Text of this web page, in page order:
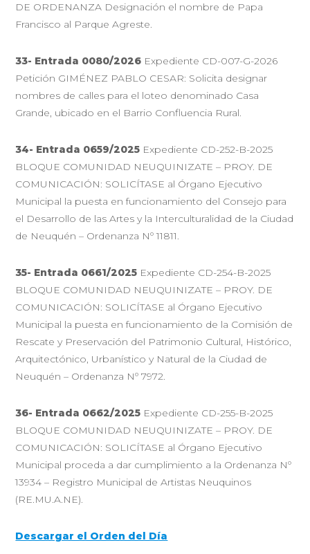
DE ORDENANZA Designación el nombre de Papa
Francisco al Parque Agreste.
33- Entrada 0080/2026 Expediente CD-007-G-2026
Petición GIMÉNEZ PABLO CESAR: Solicita designar
nombres de calles para el loteo denominado Casa
Grande, ubicado en el Barrio Confluencia Rural.
34- Entrada 0659/2025 Expediente CD-252-B-2025
BLOQUE COMUNIDAD NEUQUINIZATE – PROY. DE
COMUNICACIÓN: SOLICÍTASE al Órgano Ejecutivo
Municipal la puesta en funcionamiento del Consejo para
el Desarrollo de las Artes y la Interculturalidad de la Ciudad
de Neuquén – Ordenanza Nº 11811.
35- Entrada 0661/2025 Expediente CD-254-B-2025
BLOQUE COMUNIDAD NEUQUINIZATE – PROY. DE
COMUNICACIÓN: SOLICÍTASE al Órgano Ejecutivo
Municipal la puesta en funcionamiento de la Comisión de
Rescate y Preservación del Patrimonio Cultural, Histórico,
Arquitectónico, Urbanístico y Natural de la Ciudad de
Neuquén – Ordenanza Nº 7972.
36- Entrada 0662/2025 Expediente CD-255-B-2025
BLOQUE COMUNIDAD NEUQUINIZATE – PROY. DE
COMUNICACIÓN: SOLICÍTASE al Órgano Ejecutivo
Municipal proceda a dar cumplimiento a la Ordenanza Nº
13934 – Registro Municipal de Artistas Neuquinos
(RE.MU.A.NE).
Descargar el Orden del Día